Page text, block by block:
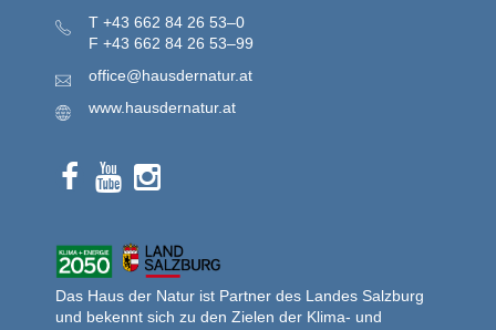
T +43 662 84 26 53–0
F +43 662 84 26 53–99
office@hausdernatur.at
www.hausdernatur.at
Das Haus der Natur ist Partner des Landes Salzburg
und bekennt sich zu den Zielen der Klima- und